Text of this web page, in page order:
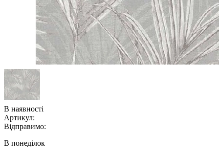
В наявності
Артикул:
Відправимо:
В понеділок